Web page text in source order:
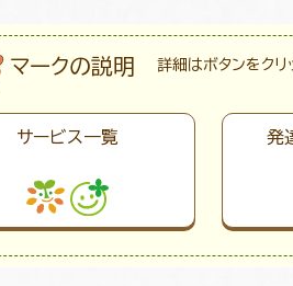
マークの説明 詳細はボタンをクリ
サービス一覧
発